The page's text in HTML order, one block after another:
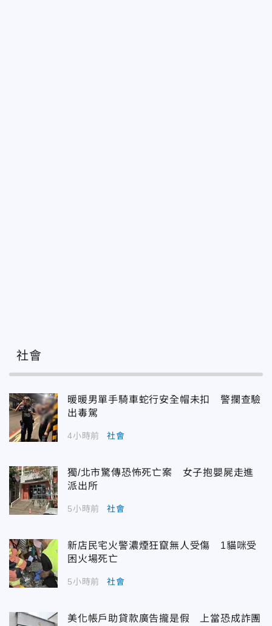
社會
暖暖男單手騎車蛇行安全帽未扣 警攔查驗
出毒駕
4小時前 社會
獨/北市驚傳恐怖死亡案 女子抱嬰屍走進
派出所
5小時前 社會
新店民宅火警濃煙狂竄無人受傷 1貓咪受
困火場死亡
5小時前 社會
美化帳戶助貸款廣告攏是假 上當恐成詐團